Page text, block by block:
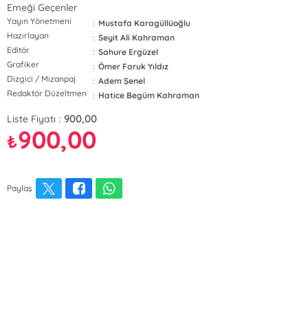
Emeği Geçenler
Yayın Yönetmeni : Mustafa Karagüllüoğlu
Hazırlayan
: Seyit Ali Kahraman
Editör
: Sahure Ergüzel
Grafiker
: Ömer Faruk Yıldız
Dizgici / Mizanpaj
: Adem Şenel
Redaktör Düzeltmen
: Hatice Begüm Kahraman
Liste Fiyatı : 900,00
₺900,00
Paylaş